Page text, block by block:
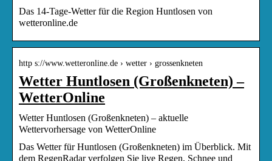
Das 14-Tage-Wetter für die Region Huntlosen von
wetteronline.de
http s://www.wetteronline.de › wetter › grossenkneten
Wetter Huntlosen (Großenkneten) –
WetterOnline
Wetter Huntlosen (Großenkneten) – aktuelle
Wettervorhersage von WetterOnline
Das Wetter für Huntlosen (Großenkneten) im Überblick. Mit
dem RegenRadar verfolgen Sie live Regen, Schnee und